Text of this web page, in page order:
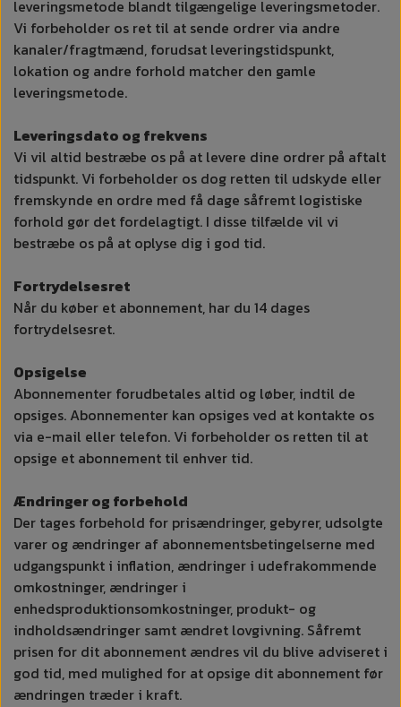
leveringsmetode blandt tilgængelige leveringsmetoder.
Vi forbeholder os ret til at sende ordrer via andre
kanaler/fragtmænd, forudsat leveringstidspunkt,
lokation og andre forhold matcher den gamle
leveringsmetode.
Leveringsdato og frekvens
Vi vil altid bestræbe os på at levere dine ordrer på aftalt
tidspunkt. Vi forbeholder os dog retten til udskyde eller
fremskynde en ordre med få dage såfremt logistiske
forhold gør det fordelagtigt. I disse tilfælde vil vi
bestræbe os på at oplyse dig i god tid.
Fortrydelsesret
Når du køber et abonnement, har du 14 dages
fortrydelsesret.
Opsigelse
Abonnementer forudbetales altid og løber, indtil de
opsiges. Abonnementer kan opsiges ved at kontakte os
via e-mail eller telefon. Vi forbeholder os retten til at
opsige et abonnement til enhver tid.
Ændringer og forbehold
Der tages forbehold for prisændringer, gebyrer, udsolgte
varer og ændringer af abonnementsbetingelserne med
udgangspunkt i inflation, ændringer i udefrakommende
omkostninger, ændringer i
enhedsproduktionsomkostninger, produkt- og
indholdsændringer samt ændret lovgivning. Såfremt
prisen for dit abonnement ændres vil du blive adviseret i
god tid, med mulighed for at opsige dit abonnement før
ændringen træder i kraft.